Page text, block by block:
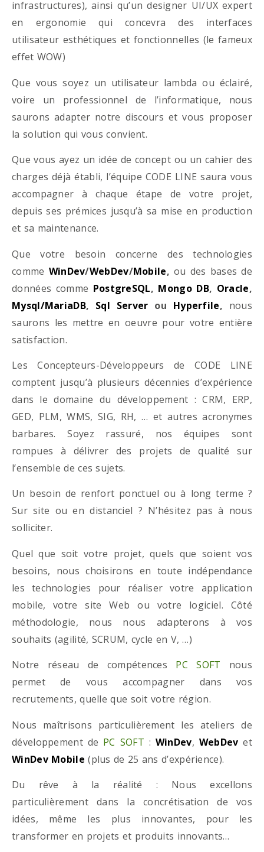
infrastructures), ainsi qu’un designer UI/UX expert
en ergonomie qui concevra des interfaces
utilisateur esthétiques et fonctionnelles (le fameux
effet WOW)
Que vous soyez un utilisateur lambda ou éclairé,
voire un professionnel de l’informatique, nous
saurons adapter notre discours et vous proposer
la solution qui vous convient.
Que vous ayez un idée de concept ou un cahier des
charges déjà établi, l’équipe CODE LINE saura vous
accompagner à chaque étape de votre projet,
depuis ses prémices jusqu’à sa mise en production
et sa maintenance.
Que votre besoin concerne des technologies
comme WinDev/WebDev/Mobile, ou des bases de
données comme PostgreSQL, Mongo DB, Oracle,
Mysql/MariaDB, Sql Server ou Hyperfile, nous
saurons les mettre en oeuvre pour votre entière
satisfaction.
Les Concepteurs-Développeurs de CODE LINE
comptent jusqu’à plusieurs décennies d’expérience
dans le domaine du développement : CRM, ERP,
GED, PLM, WMS, SIG, RH, … et autres acronymes
barbares. Soyez rassuré, nos équipes sont
rompues à délivrer des projets de qualité sur
l’ensemble de ces sujets.
Un besoin de renfort ponctuel ou à long terme ?
Sur site ou en distanciel ? N’hésitez pas à nous
solliciter.
Quel que soit votre projet, quels que soient vos
besoins, nous choisirons en toute indépendance
les technologies pour réaliser votre application
mobile, votre site Web ou votre logiciel. Côté
méthodologie, nous nous adapterons à vos
souhaits (agilité, SCRUM, cycle en V, …)
Notre réseau de compétences PC SOFT nous
permet de vous accompagner dans vos
recrutements, quelle que soit votre région.
Nous maîtrisons particulièrement les ateliers de
développement de PC SOFT : WinDev, WebDev et
WinDev Mobile (plus de 25 ans d’expérience).
Du rêve à la réalité : Nous excellons
particulièrement dans la concrétisation de vos
idées, même les plus innovantes, pour les
transformer en projets et produits innovants…